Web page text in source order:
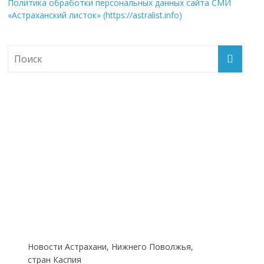
Политика обработки персональных данных сайта СМИ
«Астраханский листок» (https://astralist.info)
Новости Астрахани, Нижнего Поволжья,
стран Каспия